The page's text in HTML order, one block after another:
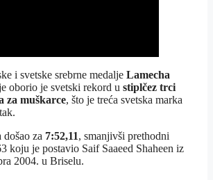
i svetske srebrne medalje Lamecha
oborio je svetski rekord u stiplčez trci
za muškarce, što je treća svetska marka
za 7:52,11, smanjivši prethodni
koju je postavio Saif Saaeed Shaheen iz
2004. u Briselu.